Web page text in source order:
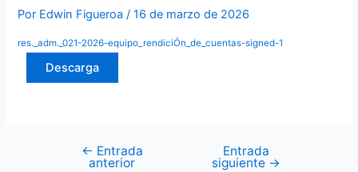
Por Edwin Figueroa/16 de marzo de 2026
res._adm._021-2026-equipo_rendiciÓn_de_cuentas-signed-1
Descarga
Navegación
← Entrada
anterior
Entrada
siguiente →